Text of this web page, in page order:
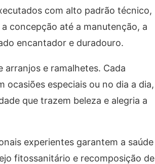
com alto padrão técnico,
concepção até a manutenção, a
encantador e duradouro.
e ramalhetes. Cada
especiais ou no dia a dia,
que trazem beleza e alegria a
experientes garantem a saúde
fitossanitário e recomposição de